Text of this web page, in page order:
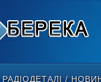
РАДІОДЕТАЛІ /